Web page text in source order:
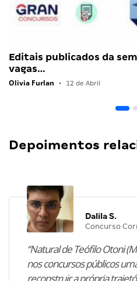
Editais publicados da
vagas…
Olivia Furlan • 12 de Abril
Depoimentos
Dalila S.
Concurso
“Natural de Teófilo Otoni
nos concursos públicos